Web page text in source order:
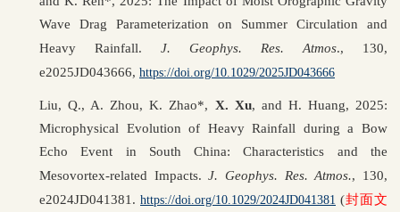
Wave Drag Parameterization on Summer Circulation and
Heavy Rainfall. J. Geophys. Res. Atmos., 130,
e2025JD043666, https://doi.org/10.1029/2025JD043666
Liu, Q., A. Zhou, K. Zhao*, X. Xu, and H. Huang, 2025:
Microphysical Evolution of Heavy Rainfall during a Bow
Echo Event in South China: Characteristics and the
Mesovortex-related Impacts. J. Geophys. Res. Atmos., 130,
e2024JD041381. https://doi.org/10.1029/2024JD041381 (封面文